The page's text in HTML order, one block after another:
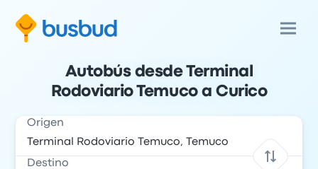
Autobús desde Terminal
Rodoviario Temuco a Curico
Origen
Destino